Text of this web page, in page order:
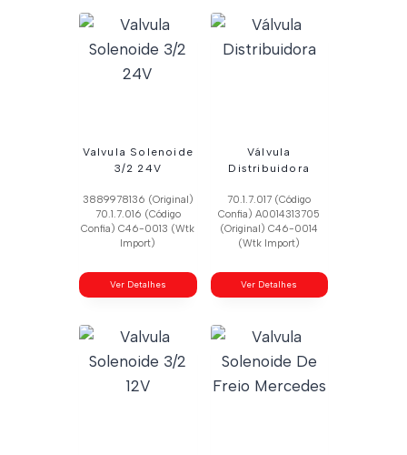
Valvula Solenoide
3/2 24V
3889978136 (Original)
70.1.7.016 (Código
Confia) C46-0013 (Wtk
Import)
Ver Detalhes
Válvula
Distribuidora
70.1.7.017 (Código
Confia) A0014313705
(Original) C46-0014
(Wtk Import)
Ver Detalhes